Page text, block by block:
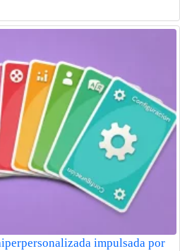
impulsada por